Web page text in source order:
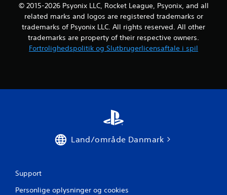
t
j
e
n
© 2015-2026 Psyonix LLC, Rocket League, Psyonix, and all
related marks and logos are registered trademarks or
trademarks of Psyonix LLC. All rights reserved. All other
trademarks are property of their respective owners.
Fortrolighedspolitik og Slutbrugerlicensaftale i spil
Land/område Danmark
Support
Personlige oplysninger og cookies